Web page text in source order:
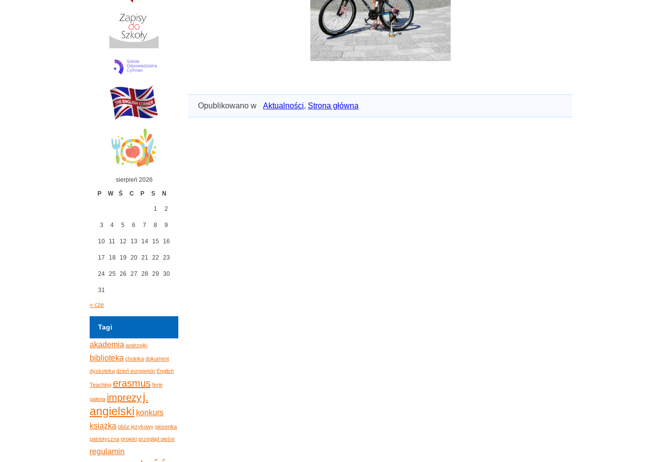
sierpień 2026
P
W Ś C P S N
1 2
3 4 5 6 7 8 9
10 11 12 13 14 15 16
17 18 19 20 21 22 23
24 25 26 27 28 29 30
31
« cze
Tagi
akademia andrzejki
biblioteka choinka dokument
dyskoteka dzień europejski English
Teaching erasmus ferie
galeria imprezyj.
angielski konkurs
książka obóz językowy piosenka
patriotyczna projekt przegląd pieśni
regulamin
Opublikowano w Aktualności, Strona główna